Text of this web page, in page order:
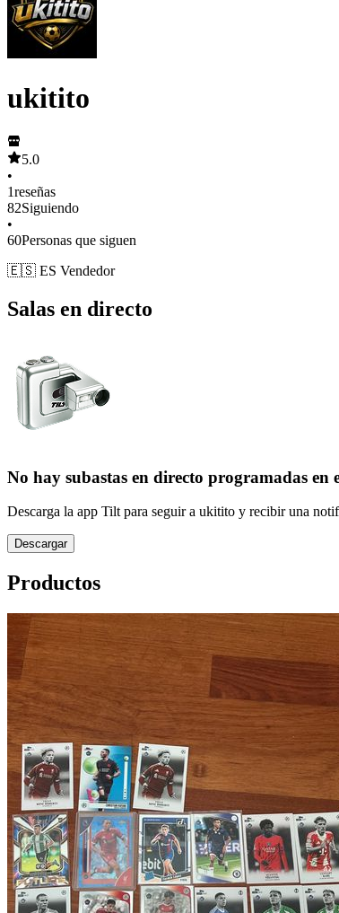
ukitito
5.0
•
1reseñas
82Siguiendo
•
60Personas que siguen
🇪🇸 ES Vendedor
Salas en directo
No hay subastas en directo programadas en
Descarga la app Tilt para seguir a ukitito y recibir una
Descargar
Productos